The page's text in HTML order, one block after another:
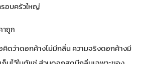
อบครัวใหญ่
าถูก
คิดว่าดอกค้างไม่มีกลิ่น ความจริงดอกค้างมี